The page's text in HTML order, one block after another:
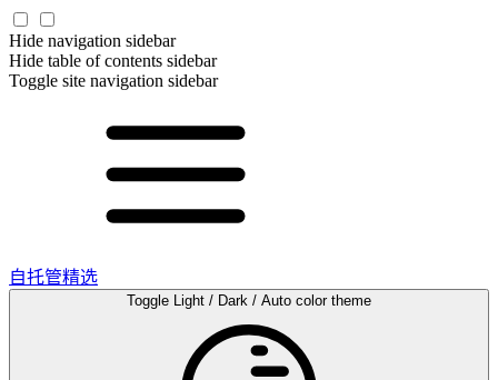
Hide navigation sidebar
Hide table of contents sidebar
Toggle site navigation sidebar
自托管精选
Toggle Light / Dark / Auto color theme